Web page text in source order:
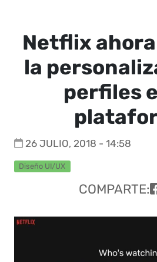
Netflix
la
perfiles
26 JULIO, 2018 - 14:58
Diseño UI/UX
COMPARTE: